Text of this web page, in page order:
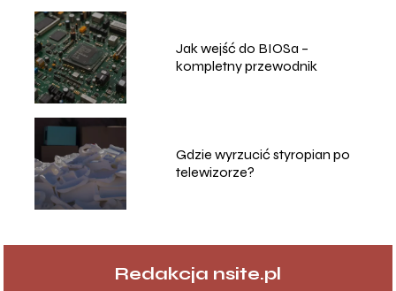
Jak wejść do BIOSa –
kompletny przewodnik
Gdzie wyrzucić styropian po
telewizorze?
Redakcja nsite.pl